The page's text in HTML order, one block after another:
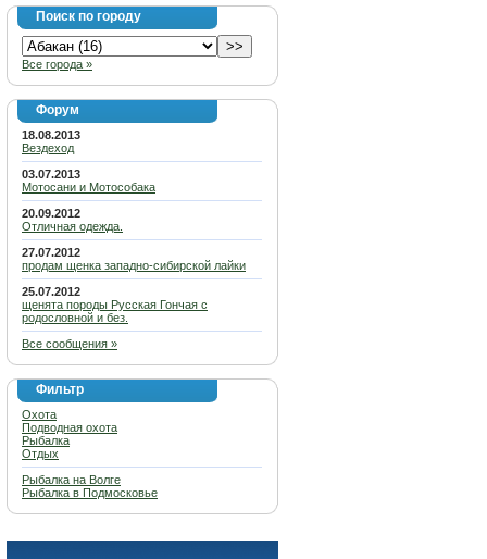
Поиск по городу
Все города »
Форум
18.08.2013
Вездеход
03.07.2013
Мотосани и Мотособака
20.09.2012
Отличная одежда.
27.07.2012
продам щенка западно-сибирской лайки
25.07.2012
щенята породы Русская Гончая с
родословной и без.
Все сообщения »
Фильтр
Охота
Подводная охота
Рыбалка
Отдых
Рыбалка на Волге
Рыбалка в Подмосковье